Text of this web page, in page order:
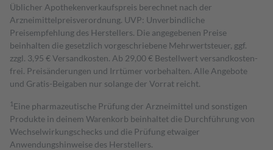
Üblicher Apothekenverkaufspreis berechnet nach der
Arzneimittelpreisverordnung. UVP: Unverbindliche
Preisempfehlung des Herstellers. Die angegebenen Preise
beinhalten die gesetzlich vorgeschriebene Mehrwertsteuer, ggf.
zzgl. 3,95 € Versandkosten. Ab 29,00 € Bestell­wert versand­kosten­
frei. Preisänderungen und Irrtümer vorbehalten. Alle Angebote
und Gratis-Beigaben nur solange der Vorrat reicht.
1 Eine pharmazeutische Prüfung der Arzneimittel und sonstigen
Produkte in deinem Warenkorb beinhaltet die Durchführung von
Wechselwirkungschecks und die Prüfung etwaiger
Anwendungshinweise des Herstellers.